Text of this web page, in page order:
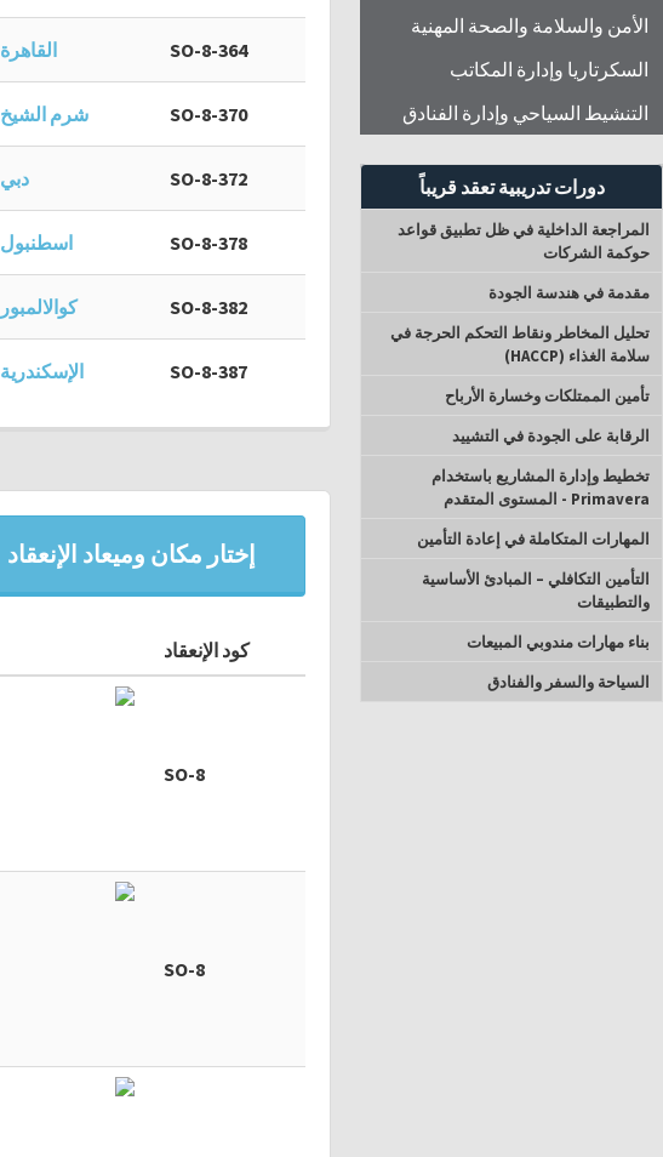
الأمن والسلامة والصحة المهنية
السكرتاريا وإدارة المكاتب
التنشيط السياحي وإدارة الفنادق
دورات تدريبية تعقد قريباً
المراجعة الداخلية في ظل تطبيق قواعد
حوكمة الشركات
مقدمة في هندسة الجودة
تحليل المخاطر ونقاط التحكم الحرجة في
سلامة الغذاء (HACCP)
تأمين الممتلكات وخسارة الأرباح
الرقابة على الجودة في التشييد
تخطيط وإدارة المشاريع باستخدام
Primavera - المستوى المتقدم
المهارات المتكاملة في إعادة التأمين
التأمين التكافلي – المبادئ الأساسية
والتطبيقات
بناء مهارات مندوبي المبيعات
السياحة والسفر والفنادق
SO-8-364 القاهرة
SO-8-370 شرم الشيخ
SO-8-372 دبي
SO-8-378 اسطنبول
SO-8-382 كوالالمبور
SO-8-387 الإسكندرية
إختار مكان وميعاد الإنعقاد
كود الإنعقاد
SO-8
SO-8